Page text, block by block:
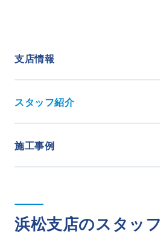
屋根塗装
いえもる
外壁のミカタ（塗り替え相談所）
住まい探しのミカタ
施工事例
外壁セルフチェック
採用情報
メッセージ
支店情報
スタッフ紹介
施工事例
浜松支店のスタッ